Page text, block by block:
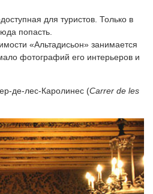
для туристов. Только в
попасть.
«Альтадисьон» занимается
фотографий его интерьеров и
де-лес-Каролинес (Carrer de les